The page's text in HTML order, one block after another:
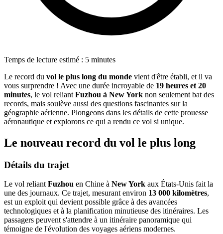
Temps de lecture estimé : 5 minutes
Le record du vol le plus long du monde vient d'être établi, et il va
vous surprendre ! Avec une durée incroyable de 19 heures et 20
minutes, le vol reliant Fuzhou à New York non seulement bat des
records, mais soulève aussi des questions fascinantes sur la
géographie aérienne. Plongeons dans les détails de cette prouesse
aéronautique et explorons ce qui a rendu ce vol si unique.
Le nouveau record du vol le plus long
Détails du trajet
Le vol reliantFuzhou en Chine à New York aux États-Unis fait la
une des journaux. Ce trajet, mesurant environ 13 000 kilomètres,
est un exploit qui devient possible grâce à des avancées
technologiques et à la planification minutieuse des itinéraires. Les
passagers peuvent s'attendre à un itinéraire panoramique qui
témoigne de l'évolution des voyages aériens modernes.